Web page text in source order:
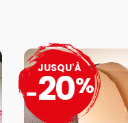
JUSQU'À
-20%